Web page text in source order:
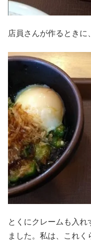
店員さんが作るときに
とくにクレームも入れ
ました。私は、これく